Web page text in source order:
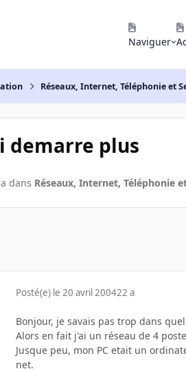
Naviguer
Réseaux, Internet, Téléphonie et
demarre plus
dans Réseaux, Internet, Téléphonie
Posté(e) le 20 avril 200422 a
Bonjour, je savais pas trop dans
Alors en fait j'ai un réseau de 4
Jusque peu, mon PC etait un
net.